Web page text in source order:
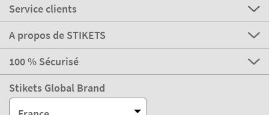
Stikets Global Brand
France